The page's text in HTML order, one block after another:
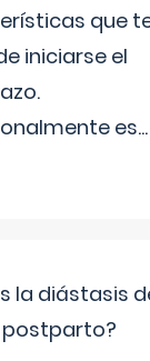
que
iniciarse el
es...
la diástasis